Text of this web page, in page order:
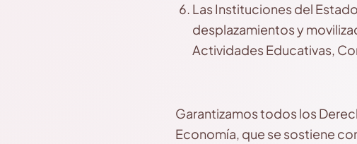
Las Instituciones del
desplazamientos y
Actividades Educativas,
Garantizamos todos los
Economía, que se sostiene